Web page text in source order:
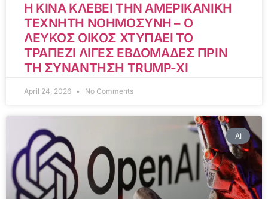
Η ΚΙΝΑ ΚΛΕΒΕΙ ΤΗΝ ΑΜΕΡΙΚΑΝΙΚΗ
ΤΕΧΝΗΤΗ ΝΟΗΜΟΣΥΝΗ – Ο
ΛΕΥΚΟΣ ΟΙΚΟΣ ΧΤΥΠΑΕΙ ΤΟ
ΤΡΑΠΕΖΙ ΛΙΓΕΣ ΕΒΔΟΜΑΔΕΣ ΠΡΙΝ
ΤΗ ΣΥΝΑΝΤΗΣΗ TRUMP-XI
April 24, 2026 No Comments
AI